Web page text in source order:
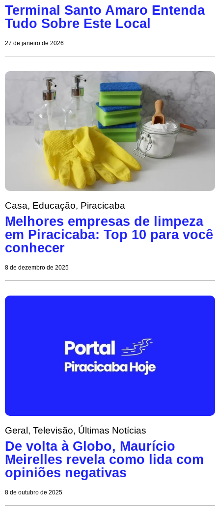
Terminal Santo Amaro Entenda
Tudo Sobre Este Local
27 de janeiro de 2026
Casa, Educação, Piracicaba
Melhores empresas de limpeza
em Piracicaba: Top 10 para você
conhecer
8 de dezembro de 2025
Geral , Televisão, Últimas Notícias
De volta à Globo, Maurício
Meirelles revela como lida com
opiniões negativas
8 de outubro de 2025